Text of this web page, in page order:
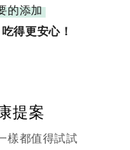
的添加
得更安心！
提案
樣都值得試試